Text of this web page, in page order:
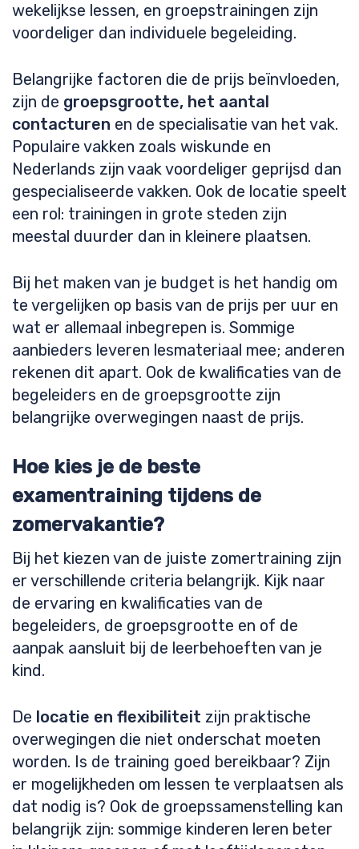
wekelijkse lessen, en groepstrainingen zijn
voordeliger dan individuele begeleiding.
Belangrijke factoren die de prijs beïnvloeden,
zijn de groepsgrootte, het aantal
contacturen en de specialisatie van het vak.
Populaire vakken zoals wiskunde en
Nederlands zijn vaak voordeliger geprijsd dan
gespecialiseerde vakken. Ook de locatie speelt
een rol: trainingen in grote steden zijn
meestal duurder dan in kleinere plaatsen.
Bij het maken van je budget is het handig om
te vergelijken op basis van de prijs per uur en
wat er allemaal inbegrepen is. Sommige
aanbieders leveren lesmateriaal mee; anderen
rekenen dit apart. Ook de kwalificaties van de
begeleiders en de groepsgrootte zijn
belangrijke overwegingen naast de prijs.
Hoe kies je de beste
examentraining tijdens de
zomervakantie?
Bij het kiezen van de juiste zomertraining zijn
er verschillende criteria belangrijk. Kijk naar
de ervaring en kwalificaties van de
begeleiders, de groepsgrootte en of de
aanpak aansluit bij de leerbehoeften van je
kind.
De locatie en flexibiliteit zijn praktische
overwegingen die niet onderschat moeten
worden. Is de training goed bereikbaar? Zijn
er mogelijkheden om lessen te verplaatsen als
dat nodig is? Ook de groepssamenstelling kan
belangrijk zijn: sommige kinderen leren beter